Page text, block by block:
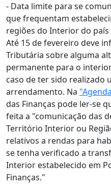
- Data limite para se
que frequentam
regiões do Interior do país
Até 15 de fevereiro deve
Tributária sobre alguma
permanente para o
caso de ter sido realizado
arrendamento. Na
das Finanças pode ler-se
feita a "comunicação das
Território Interior ou
relativos a rendas para
se tenha verificado a
Interior estabelecido em
Finanças."